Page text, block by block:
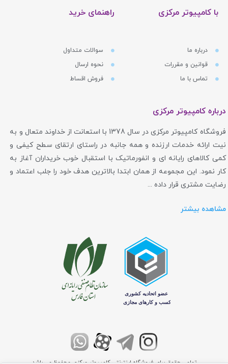
با کامپیوتر مرکزی
درباره ما
قوانین و مقررات
تماس با ما
راهنمای خرید
سوالات متداول
نحوه ارسال
فروش اقساط
درباره کامپیوتر مرکزی
فروشگاه کامپیوتر مرکزی در سال 1378 با استعانت از خداوند متعال و به
نیت ارائه خدمات ارزنده و همه جانبه در راستای ارتقای سطح کیفی و
کمی کالاهای رایانه ای و انفورماتیک با استقبال خوب خریداران آغاز به
کار نمود. این مجموعه از همان ابتدا بالاترین هدف خود را جلب اعتماد و
رضایت مشتری قرار داده ...
مشاهده بیشتر